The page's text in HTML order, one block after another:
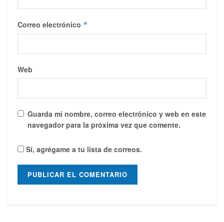
Correo electrónico *
Web
Guarda mi nombre, correo electrónico y web en este
navegador para la próxima vez que comente.
Sí, agrégame a tu lista de correos.